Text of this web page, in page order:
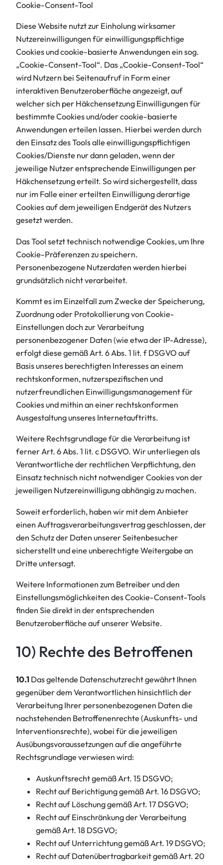
Cookie-Consent-Tool
Diese Website nutzt zur Einholung wirksamer
Nutzereinwilligungen für einwilligungspflichtige
Cookies und cookie-basierte Anwendungen ein sog.
„Cookie-Consent-Tool“. Das „Cookie-Consent-Tool“
wird Nutzern bei Seitenaufruf in Form einer
interaktiven Benutzeroberfläche angezeigt, auf
welcher sich per Häkchensetzung Einwilligungen für
bestimmte Cookies und/oder cookie-basierte
Anwendungen erteilen lassen. Hierbei werden durch
den Einsatz des Tools alle einwilligungspflichtigen
Cookies/Dienste nur dann geladen, wenn der
jeweilige Nutzer entsprechende Einwilligungen per
Häkchensetzung erteilt. So wird sichergestellt, dass
nur im Falle einer erteilten Einwilligung derartige
Cookies auf dem jeweiligen Endgerät des Nutzers
gesetzt werden.
Das Tool setzt technisch notwendige Cookies, um Ihre
Cookie-Präferenzen zu speichern.
Personenbezogene Nutzerdaten werden hierbei
grundsätzlich nicht verarbeitet.
Kommt es im Einzelfall zum Zwecke der Speicherung,
Zuordnung oder Protokollierung von Cookie-
Einstellungen doch zur Verarbeitung
personenbezogener Daten (wie etwa der IP-Adresse),
erfolgt diese gemäß Art. 6 Abs. 1 lit. f DSGVO auf
Basis unseres berechtigten Interesses an einem
rechtskonformen, nutzerspezifischen und
nutzerfreundlichen Einwilligungsmanagement für
Cookies und mithin an einer rechtskonformen
Ausgestaltung unseres Internetauftritts.
Weitere Rechtsgrundlage für die Verarbeitung ist
ferner Art. 6 Abs. 1 lit. c DSGVO. Wir unterliegen als
Verantwortliche der rechtlichen Verpflichtung, den
Einsatz technisch nicht notwendiger Cookies von der
jeweiligen Nutzereinwilligung abhängig zu machen.
Soweit erforderlich, haben wir mit dem Anbieter
einen Auftragsverarbeitungsvertrag geschlossen, der
den Schutz der Daten unserer Seitenbesucher
sicherstellt und eine unberechtigte Weitergabe an
Dritte untersagt.
Weitere Informationen zum Betreiber und den
Einstellungsmöglichkeiten des Cookie-Consent-Tools
finden Sie direkt in der entsprechenden
Benutzeroberfläche auf unserer Website.
10) Rechte des Betroffenen
10.1 Das geltende Datenschutzrecht gewährt Ihnen
gegenüber dem Verantwortlichen hinsichtlich der
Verarbeitung Ihrer personenbezogenen Daten die
nachstehenden Betroffenenrechte (Auskunfts- und
Interventionsrechte), wobei für die jeweiligen
Ausübungsvoraussetzungen auf die angeführte
Rechtsgrundlage verwiesen wird:
Auskunftsrecht gemäß Art. 15 DSGVO;
Recht auf Berichtigung gemäß Art. 16 DSGVO;
Recht auf Löschung gemäß Art. 17 DSGVO;
Recht auf Einschränkung der Verarbeitung
gemäß Art. 18 DSGVO;
Recht auf Unterrichtung gemäß Art. 19 DSGVO;
Recht auf Datenübertragbarkeit gemäß Art. 20